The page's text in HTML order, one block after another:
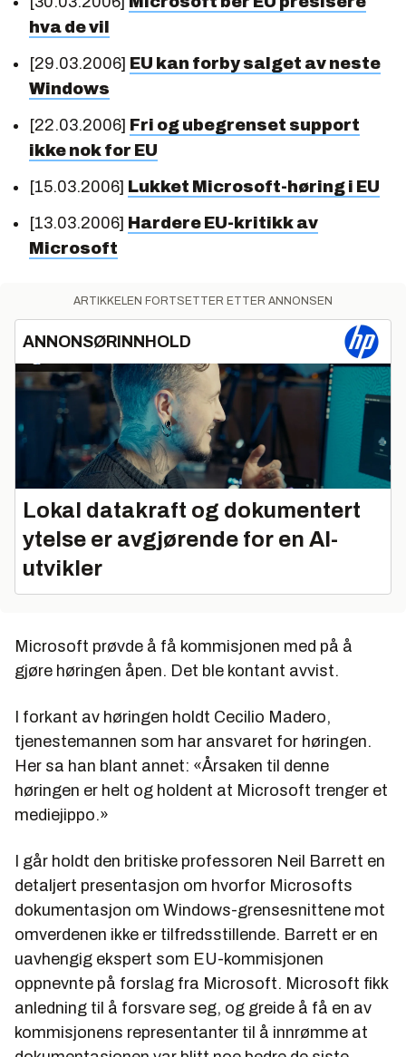
hva de vil
[29.03.2006] EU kan forby salget av neste
Windows
[22.03.2006] Fri og ubegrenset support
ikke nok for EU
[15.03.2006] Lukket Microsoft-høring i EU
[13.03.2006] Hardere EU-kritikk av
Microsoft
ARTIKKELEN FORTSETTER ETTER ANNONSEN
ANNONSØRINNHOLD
Lokal datakraft og dokumentert
ytelse er avgjørende for en AI-
utvikler
Microsoft prøvde å få kommisjonen med på å
gjøre høringen åpen. Det ble kontant avvist.
I forkant av høringen holdt Cecilio Madero,
tjenestemannen som har ansvaret for høringen.
Her sa han blant annet: «Årsaken til denne
høringen er helt og holdent at Microsoft trenger et
mediejippo.»
I går holdt den britiske professoren Neil Barrett en
detaljert presentasjon om hvorfor Microsofts
dokumentasjon om Windows-grensesnittene mot
omverdenen ikke er tilfredsstillende. Barrett er en
uavhengig ekspert som EU-kommisjonen
oppnevnte på forslag fra Microsoft. Microsoft fikk
anledning til å forsvare seg, og greide å få en av
kommisjonens representanter til å innrømme at